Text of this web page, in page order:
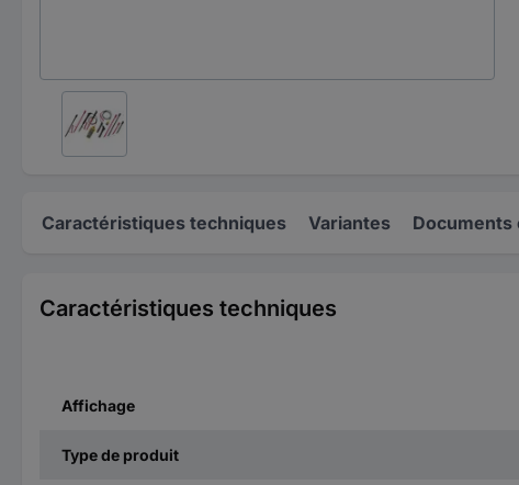
Caractéristiques techniques Variantes
Caractéristiques techniques
Affichage
Type de produit